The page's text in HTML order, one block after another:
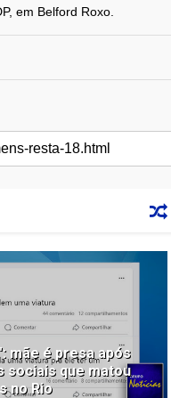
em Belford Roxo.
mãe é presa após
sociais que matou
no Rio